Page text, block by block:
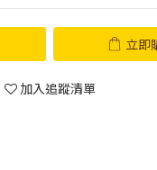
立即
加入追蹤清單